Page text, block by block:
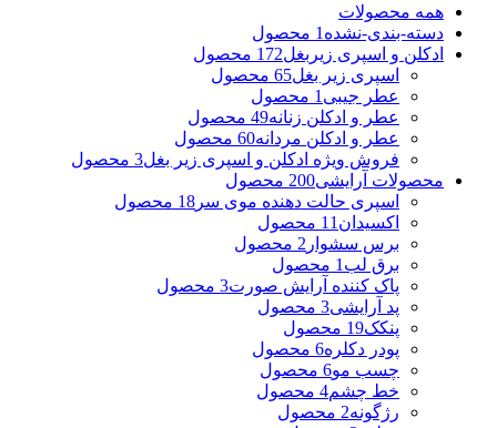
همه محصولات
دسته-بندی-نشده 1 محصول
ادکلن و اسپری زیربغل172 محصول
اسپری زیر بغل65 محصول
عطر جیبی 1 محصول
عطر و ادکلن زنانه49 محصول
عطر و ادکلن مردانه60 محصول
فروش ویژه ادکلن و اسپری زیر بغل3 محصول
محصولات آرایشی200 محصول
اسپری حالت دهنده موی سر 18 محصول
اکسیدان 11 محصول
برس سشوار 2 محصول
برق لب 1 محصول
پاک کننده آرایش صورت3 محصول
پد آرایشی3 محصول
پنکک19 محصول
پودر دکلره6 محصول
چسب مو6 محصول
خط چشم4 محصول
رژگونه2 محصول